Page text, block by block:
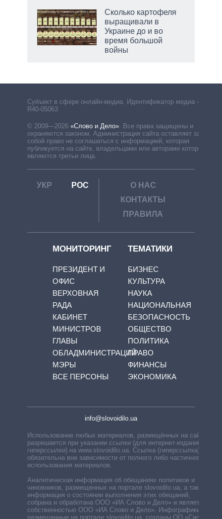
Сколько картофеля
выращивали в
Украине до и во
время большой
войны
Субъект в сфере онлайн-медиа. Идентификатор медиа –
R40-05063
© 2009—2026 «Слово и Дело»
Все права защищены и
охраняются законом. Администрация сайта оставляет за
собой право не соглашаться с информацией, которая
публикуется на сайте, владельцами или авторами которой
являются третьи лица.
УКР РОС
О НАС
КОНТАКТЫ
ПРАВИЛА
МОНИТОРИНГ
ПРЕЗИДЕНТ И
ОФИС
ВЕРХОВНАЯ
РАДА
КАБИНЕТ
МИНИСТРОВ
ГЛАВЫ
ОБЛАДМИНИСТРАЦИЙ
МЭРЫ
ВСЕ ПЕРСОНЫ
ТЕМАТИКИ
БИЗНЕС
КУЛЬТУРА
НАУКА
НАЦИОНАЛЬНАЯ
БЕЗОПАСНОСТЬ
ОБЩЕСТВО
ПОЛИТИКА
ПРАВО
ФИНАНСЫ
ЭКОНОМИКА
info@slovoidilo.ua
Использование любых материалов, размещённых на сайте,
разрешается при указании ссылки (для интернет-изданий —
гиперссылки) на www.slovoidilo.ua. Ссылка (гиперссылка)
обязательна вне зависимости от полного либо частичного
использования материалов.
Аналитическая информация об обещаниях политиков и
чиновников, размещенных на портале slovoidilo.ua, а также
информация о состоянии выполнения этих обещаний,
собрана и обработана ООО «ИА Слово и Дело» и является
собственностью ООО «ИА Слово и Дело». Инфографики,
размещенные на портале slovoidilo.ua, созданы ОО «Система